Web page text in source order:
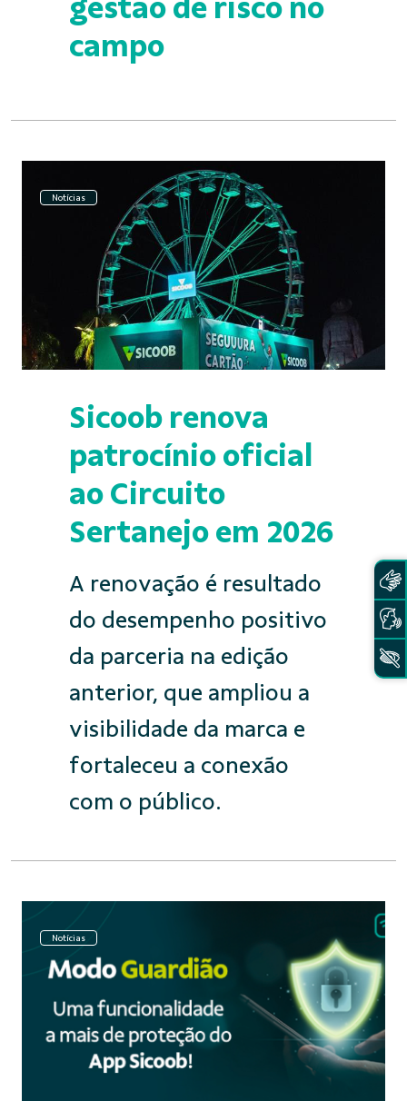
gestão de risco no
campo
Notícias
Sicoob renova
patrocínio oficial
ao Circuito
Sertanejo em 2026
A renovação é resultado
do desempenho positivo
da parceria na edição
anterior, que ampliou a
visibilidade da marca e
fortaleceu a conexão
com o público.
Notícias